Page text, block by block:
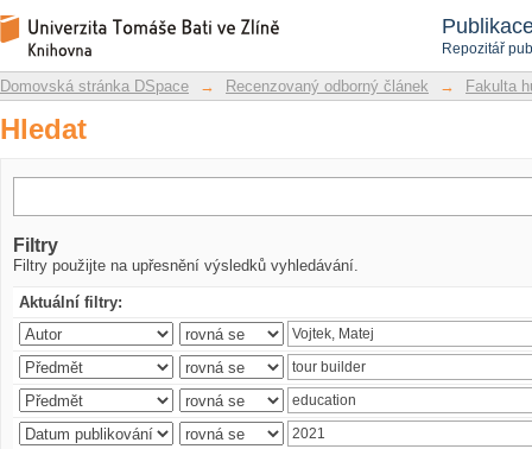
Repozitář
Hledat
Repozitář DSpace/Manakin
Domovská stránka DSpace → Recenzovaný odborný článek → Fakulta
Hledat
Filtry
Filtry použijte na upřesnění výsledků vyhledávání.
Aktuální filtry: